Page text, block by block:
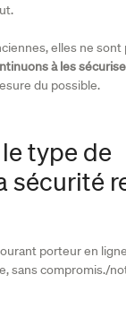
elles ne
à les
du possible.
type de
sécurité
porteur en
sans compromis./